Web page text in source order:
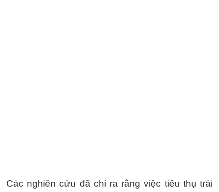
Các nghiên cứu đã chỉ ra rằng việc tiêu thụ trái